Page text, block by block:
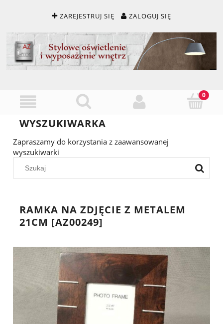
ZAREJESTRUJ SIĘ ZALOGUJ SIĘ
WYSZUKIWARKA
Zapraszamy do korzystania z zaawansowanej
wyszukiwarki
RAMKA NA ZDJĘCIE Z METALEM
21CM [AZ00249]